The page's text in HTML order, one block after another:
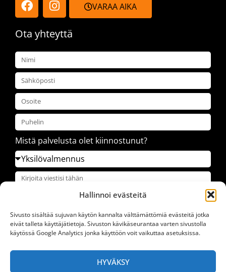
Hallinnoi evästeitä
Sivusto sisältää sujuvan käytön kannalta välttämättömiä evästeitä jotka
eivät talleta käyttäjätietoja. Sivuston kävikäseurantaa varten sivustolla
käytössä Google Analytics jonka käyttöön voit vaikuttaa asetuksissa.
HYVÄKSY
VARAA AIKA
Ota yhteyttä
Mistä palvelusta olet kiinnostunut?
LÄHETÄ